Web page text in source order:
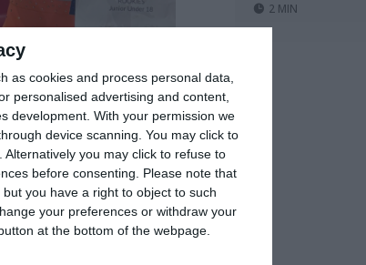
as cookies and process personal data,
personalised advertising and content,
development. With your permission we
device scanning. You may click to
you may click to refuse to
before consenting.
Please note that
you have a right to object to such
your preferences or withdraw your
at the bottom of the webpage.
2 MIN